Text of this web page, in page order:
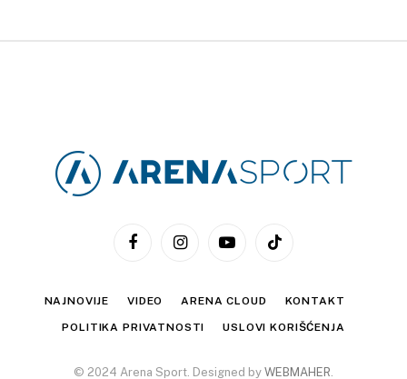
FacebookInstagramYouTubeTikTok
NAJNOVIJE VIDEO ARENA CLOUD KONTAKT
POLITIKA PRIVATNOSTI USLOVI KORIŠĆENJA
© 2024 Arena Sport. Designed by WEBMAHER.